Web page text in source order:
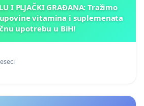
I PLJAČKI GRAĐANA: Tražimo
vitamina i suplemenata
upotrebu u BiH!